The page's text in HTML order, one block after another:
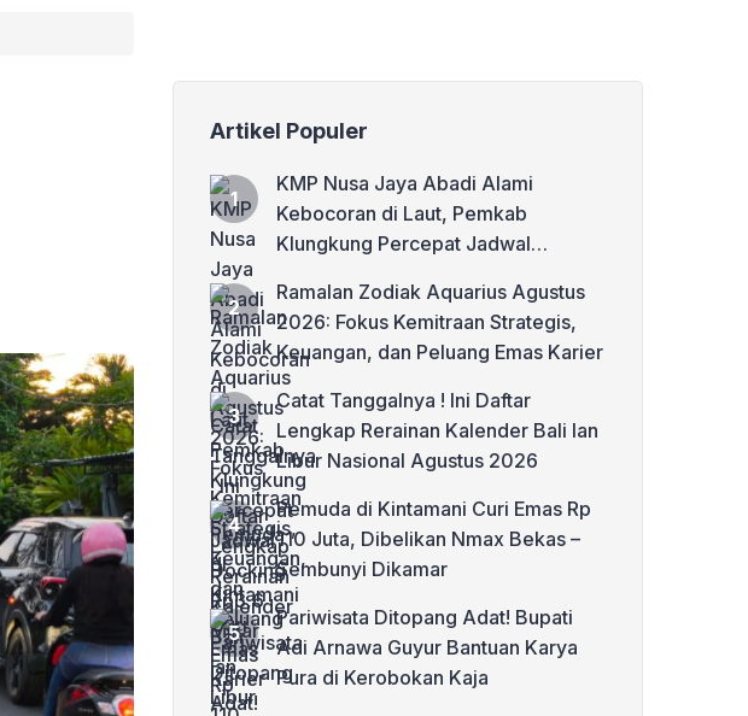
Artikel Populer
KMP Nusa Jaya Abadi Alami
Kebocoran di Laut, Pemkab
Klungkung Percepat Jadwal
Ramalan Zodiak Aquarius Agustus
2026: Fokus Kemitraan Strategis,
Keuangan, dan Peluang Emas Karier
Catat Tanggalnya ! Ini Daftar
Lengkap Rerainan Kalender Bali lan
Libur Nasional Agustus 2026
Pemuda di Kintamani Curi Emas Rp
110 Juta, Dibelikan Nmax Bekas –
Sembunyi Dikamar
Pariwisata Ditopang Adat! Bupati
Adi Arnawa Guyur Bantuan Karya
Pura di Kerobokan Kaja